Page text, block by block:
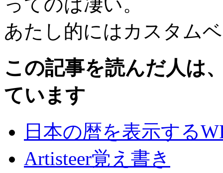
ってのは凄い。
あたし的にはカスタム
この記事を読んだ人は
ています
日本の暦を表示する
Artisteer覚え書き